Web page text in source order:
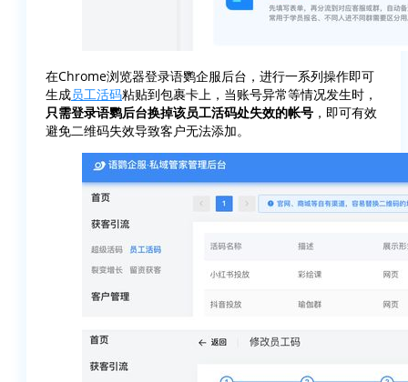
在Chrome浏览器登录语鹦企服后台，进行一系列操作即可
生成员工活码粘贴到包裹卡上，当账号异常等情况发生时，
只需登录语鹦后台换掉该员工活码处失效的帐号 ，即可有效
避免二维码失效导致客户无法添加。